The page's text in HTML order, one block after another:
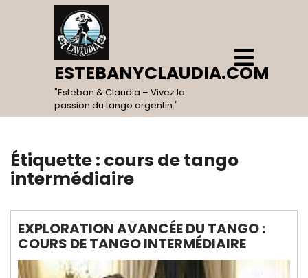
ESTEBANYCLAUDIA.COM
"Esteban & Claudia – Vivez la
passion du tango argentin."
Open
Menu
Étiquette : cours de tango
intermédiaire
EXPLORATION AVANCÉE DU TANGO :
COURS DE TANGO INTERMÉDIAIRE